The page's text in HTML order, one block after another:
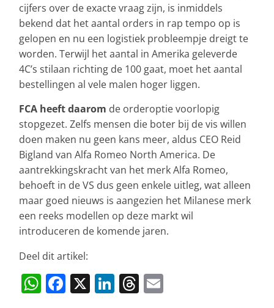
cijfers over de exacte vraag zijn, is inmiddels
bekend dat het aantal orders in rap tempo op is
gelopen en nu een logistiek probleempje dreigt te
worden. Terwijl het aantal in Amerika geleverde
4C’s stilaan richting de 100 gaat, moet het aantal
bestellingen al vele malen hoger liggen.
FCA heeft daarom de orderoptie voorlopig
stopgezet. Zelfs mensen die boter bij de vis willen
doen maken nu geen kans meer, aldus CEO Reid
Bigland van Alfa Romeo North America. De
aantrekkingskracht van het merk Alfa Romeo,
behoeft in de VS dus geen enkele uitleg, wat alleen
maar goed nieuws is aangezien het Milanese merk
een reeks modellen op deze markt wil
introduceren de komende jaren.
Deel dit artikel:
W F X Li T